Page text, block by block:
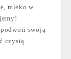
mleko w
podwoii swoją
czystą